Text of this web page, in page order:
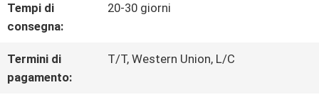
QUALITÀ
CONTATTICI
Tempi di
consegna:
20-30 giorni
Termini di
pagamento:
T/T, Western Union, L/C